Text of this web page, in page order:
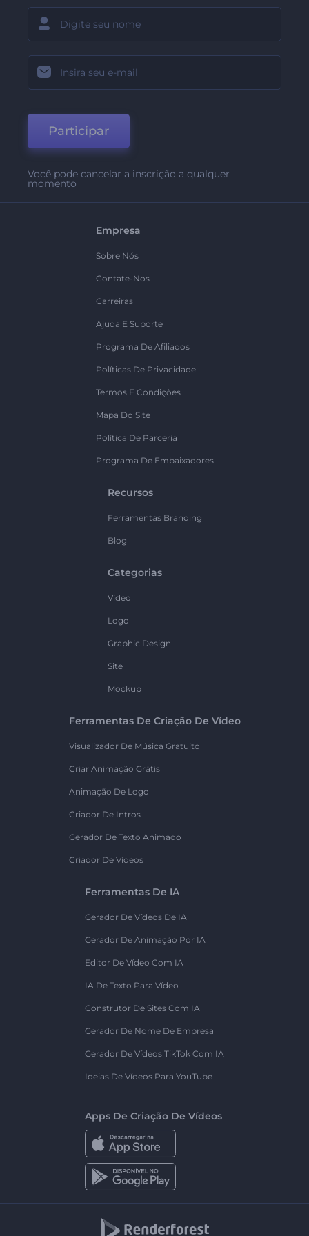
Participar
Você pode cancelar a inscrição a qualquer
momento
Empresa
Sobre Nós
Contate-Nos
Carreiras
Ajuda E Suporte
Programa De Afiliados
Políticas De Privacidade
Termos E Condições
Mapa Do Site
Política De Parceria
Programa De Embaixadores
Recursos
Ferramentas Branding
Blog
Categorias
Vídeo
Logo
Graphic Design
Site
Mockup
Ferramentas De Criação De Vídeo
Visualizador De Música Gratuito
Criar Animação Grátis
Animação De Logo
Criador De Intros
Gerador De Texto Animado
Criador De Vídeos
Ferramentas De IA
Gerador De Vídeos De IA
Gerador De Animação Por IA
Editor De Vídeo Com IA
IA De Texto Para Vídeo
Construtor De Sites Com IA
Gerador De Nome De Empresa
Gerador De Vídeos TikTok Com IA
Ideias De Vídeos Para YouTube
Apps De Criação De Vídeos